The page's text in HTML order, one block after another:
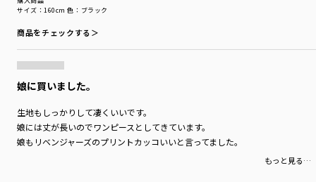
サイズ：160cm 色：ブラック
商品をチェックする＞
娘に買いました。
生地もしっかりして凄くいいです。
娘には丈が長いのでワンピースとしてきています。
娘もリベンジャーズのプリントカッコいいと言ってました。
もっと見る…
丈夫な生地を使用しています。
©和久井健・講談社／アニメ「東京リベンジャーズ」
製作委員会
伸縮性：あり
ブランド ／ branshes
シーズン
／アウトレット
カテゴリ
／トップス> 半袖Tシャツ・タンクトップ